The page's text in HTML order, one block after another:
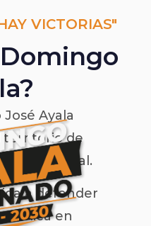
VICTORIAS"
Ayala
territorio de
sindical.
a defender
pública en